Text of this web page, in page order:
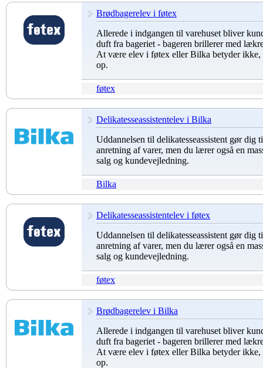
Brødbagerelev i føtex
Allerede i indgangen til varehuset bliver
duft fra bageriet - bageren brillerer med
At være elev i føtex eller Bilka betyder ikke,
op.
føtex
Delikatesseassistentelev i Bilka
Uddannelsen til delikatesseassistent gør dig
anretning af varer, men du lærer også en
salg og kundevejledning.
Bilka
Delikatesseassistentelev i føtex
Uddannelsen til delikatesseassistent gør dig
anretning af varer, men du lærer også en
salg og kundevejledning.
føtex
Brødbagerelev i Bilka
Allerede i indgangen til varehuset bliver
duft fra bageriet - bageren brillerer med
At være elev i føtex eller Bilka betyder ikke,
op.